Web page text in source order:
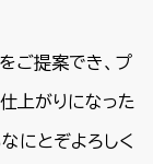
ご提案でき、プ
上がりになった
にとぞよろしく